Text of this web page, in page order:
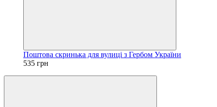
Поштова скринька для вулиці з Гербом України
535 грн